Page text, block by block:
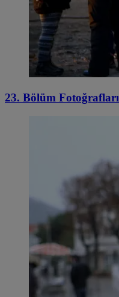
23. Bölüm Fotoğrafları